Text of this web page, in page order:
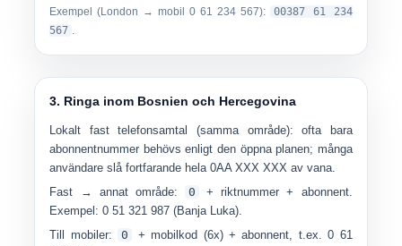
Exempel (London → mobil 0 61 234 567):
00387 61 234
567 .
3. Ringa inom Bosnien och Hercegovina
Lokalt fast telefonsamtal (samma område): ofta bara
abonnentnummer behövs enligt den öppna planen; många
användare slå fortfarande hela 0AA XXX XXX av vana.
Fast → annat område:
0
+ riktnummer + abonnent.
Exempel: 0 51 321 987 (Banja Luka).
Till mobiler:
0
+ mobilkod (6x) + abonnent, t.ex. 0 61